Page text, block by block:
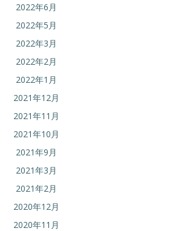
2022年6月
2022年5月
2022年3月
2022年2月
2022年1月
2021年12月
2021年11月
2021年10月
2021年9月
2021年3月
2021年2月
2020年12月
2020年11月